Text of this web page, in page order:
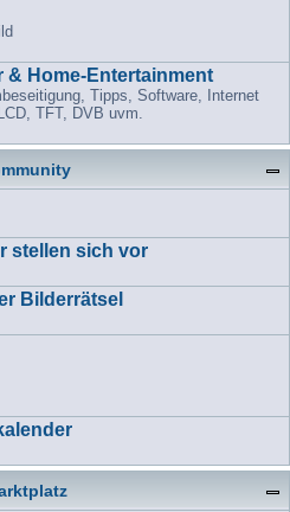
& Home-Entertainment
Tipps, Software, Internet
TFT, DVB uvm.
stellen sich vor
Bilderrätsel